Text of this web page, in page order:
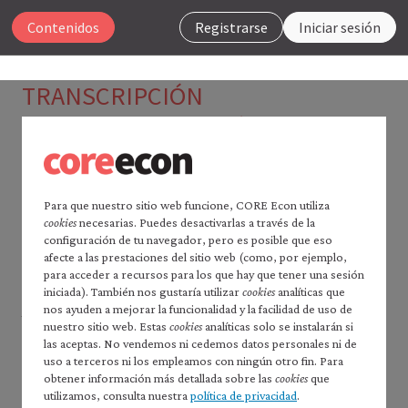
Registrarse Iniciar sesión
Contenidos
Para que nuestro sitio web funcione, CORE Econ utiliza
cookiesnecesarias. Puedes desactivarlas a través de la
configuración de tu navegador, pero es posible que eso
afecte a las prestaciones del sitio web (como, por ejemplo,
para acceder a recursos para los que hay que tener una sesión
iniciada). También nos gustaría utilizarcookiesanalíticas que
nos ayuden a mejorar la funcionalidad y la facilidad de uso de
nuestro sitio web. Estas cookiesanalíticas solo se instalarán si
las aceptas. No vendemos ni cedemos datos personales ni de
uso a terceros ni los empleamos con ningún otro fin. Para
obtener información más detallada sobre las cookiesque
utilizamos, consulta nuestra política de privacidad.
TRANSCRIPCIÓN
Simon Johnson: ¿Cómo influyen
las buenas instituciones en el
La variación de la renta per cápita en el mundo es
enorme. Es de 40 o 50 a uno entre los países más ricos
y los más pobres. Las ideas pueden fluir, el capital
puede fluir, las personas, más o menos, pueden
moverse, las personas cualificadas sin duda pueden
moverse y, sin embargo, existen estas diferencias
Cerrar
La economía 2.0
Macroeconomía
Página principal deLa economía
La economía2.0:
Microeconomía
Índice de contenidos —
*Macroeconomía*
Prefacio
Cómo citar *La economía* 2.0:
*macroeconomía*